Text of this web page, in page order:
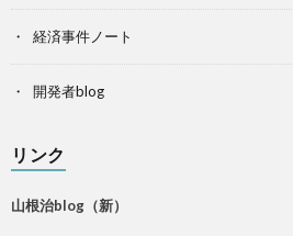
経済事件ノート
開発者blog
リンク
山根治blog（新）